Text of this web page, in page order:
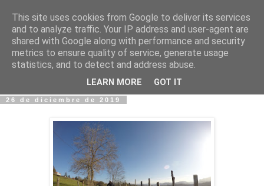
Fotos y Cosas
Miguel Sáenz de Santa María Elizalde
"Un blog es como un diario, pero sin candado".
26 de diciembre de 2019
This site uses cookies from Google to deliver its services
and to analyze traffic. Your IP address and user-agent are
shared with Google along with performance and security
metrics to ensure quality of service, generate usage
statistics, and to detect and address abuse.
LEARN MORE GOT IT